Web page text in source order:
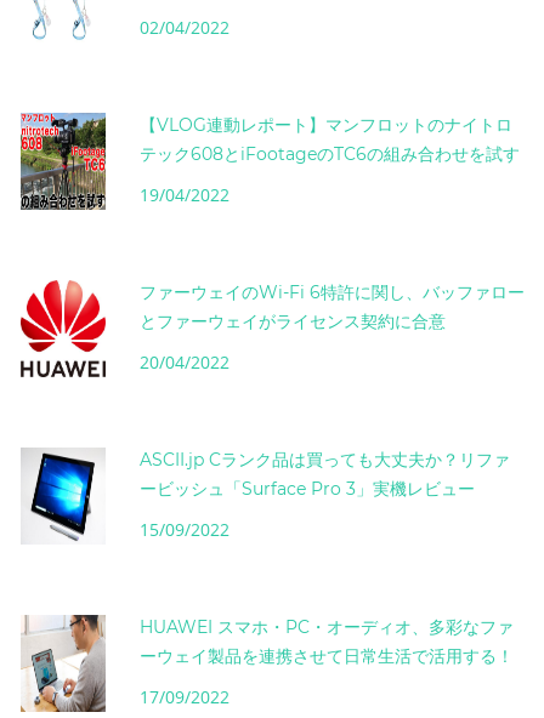
02/04/2022
【VLOG連動レポート】マンフロットのナイトロ
テック608とiFootageのTC6の組み合わせを試す
19/04/2022
ファーウェイのWi-Fi 6特許に関し、バッファロー
とファーウェイがライセンス契約に合意
20/04/2022
ASCII.jp Cランク品は買っても大丈夫か？リファ
ービッシュ「Surface Pro 3」実機レビュー
15/09/2022
HUAWEI スマホ・PC・オーディオ、多彩なファ
ーウェイ製品を連携させて日常生活で活用する！
17/09/2022